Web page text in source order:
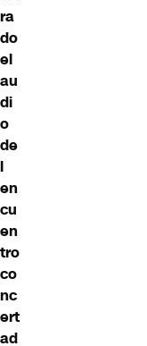
ra
do
el
au
di
o
de
l
en
cu
en
tro
co
nc
ert
ad